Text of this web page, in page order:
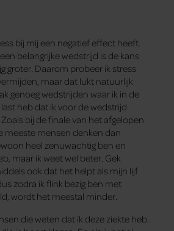
bij mij een negatief effect heeft.
belangrijke wedstrijd is de kans
groter. Daarom probeer ik stress
maar dat lukt natuurlijk
genoeg wedstrijden waar ik in de
heb dat ik voor de wedstrijd
bij de finale van het afgelopen
meeste mensen denken dan
heel zenuwachtig ben en
maar ik weet wel beter. Gek
ook dat het helpt als mijn lijf
zodra ik flink bezig ben met
wordt het meestal minder.
die weten dat ik deze ziekte heb.